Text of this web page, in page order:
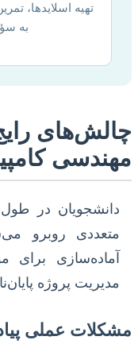
تهیه اسلایدها،
به
چالش‌های
مهندسی
دانشجویان در طول
متعددی روبرو
آماده‌سازی برای
مدیریت پروژه
مشکلات عملی